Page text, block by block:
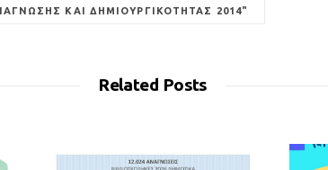
ΚΑΙ ΔΗΜΙΟΥΡΓΙΚΌΤΗΤΑΣ 2014"
Related Posts